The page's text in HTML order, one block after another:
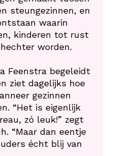
steungezinnen, en
waarin
kinderen tot rust
worden.
Feenstra begeleidt
ziet dagelijks hoe
gezinnen
“Het is eigenlijk
zó leuk!” zegt
“Maar dan eentje
écht blij van